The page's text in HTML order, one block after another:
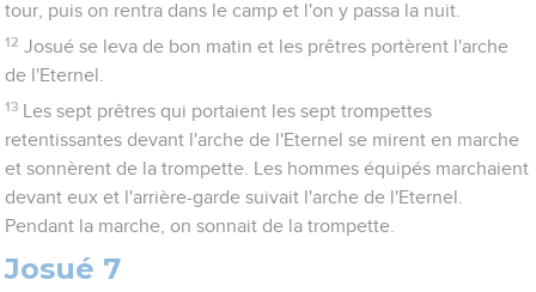
tour, puis on rentra dans le camp et l'on y passa la nuit.
12 Josué se leva de bon matin et les prêtres portèrent l'arche
de l'Eternel.
13
Les sept prêtres qui portaient les sept trompettes
retentissantes devant l'arche de l'Eternel se mirent en marche
et sonnèrent de la trompette. Les hommes équipés marchaient
devant eux et l'arrière-garde suivait l'arche de l'Eternel.
Pendant la marche, on sonnait de la trompette.
Josué 7